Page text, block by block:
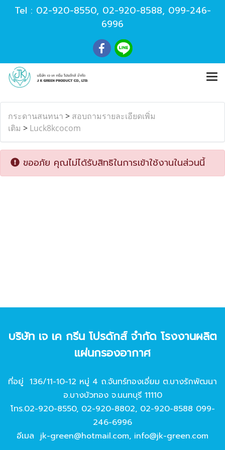
Tel : 02-920-8550, 02-920-8588, 099-246-
6996
กระดานสนทนา > สอบถามรายละเอียดเพิ่ม
เติม > Luck8kcocom
ขออภัย คุณไม่ได้รับสิทธิในการเข้าใช้งานในส่วนนี้
บริษัท เจ เค กรีน โปรดักส์ จํากัด โรงงานผลิต
แผ่นกรองอากาศ
ที่อยู่ 136/11-10-12 หมู่ 4 ถ.จันทร์ทองเอี่ยม ต.บางรักพัฒนา
อ.บางบัวทอง จ.นนทบุรี 11110
โทร.02-920-8550, 02-920-8802, 02-920-8588 099-
246-6996
อีเมล jk-green@hotmail.com, info@jk-green.com